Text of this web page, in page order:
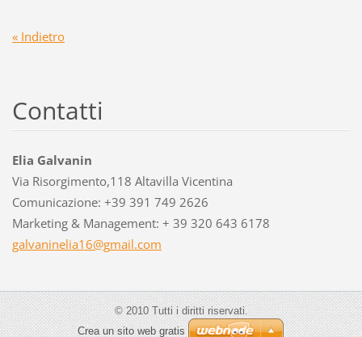
« Indietro
Contatti
Elia Galvanin
Via Risorgimento,118 Altavilla Vicentina
Comunicazione: +39 391 749 2626
Marketing & Management: + 39 320 643 6178
galvaninelia16@gmail.com
© 2010 Tutti i diritti riservati.
Crea un sito web gratis